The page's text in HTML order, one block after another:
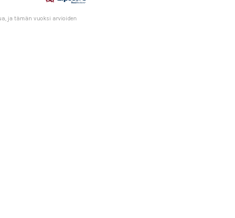
ja tämän vuoksi arvioiden